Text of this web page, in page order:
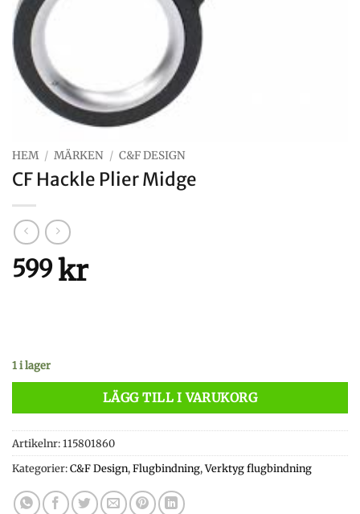
HEM / MÄRKEN / C&F DESIGN
CF Hackle Plier Midge
599kr
1 i lager
LÄGG TILL I VARUKORG
Artikelnr:115801860
Kategorier:C&F Design,Flugbindning,Verktyg flugbindning